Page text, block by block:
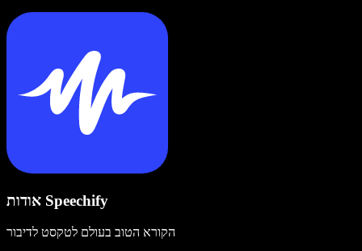
אודות Speechify
הקורא הטוב בעולם לטקסט לדיבור